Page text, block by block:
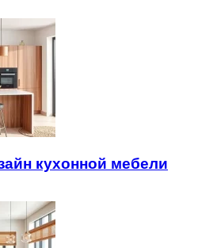
кухонной мебели